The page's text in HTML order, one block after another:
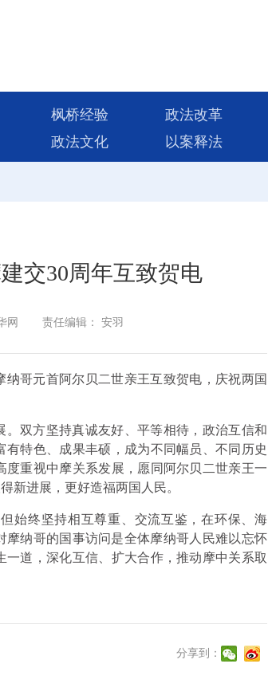
枫桥经验 政法改革
政法文化 以案释法
交30周年互致贺电
网 责任编辑： 安羽
哥元首阿尔贝二世亲王互致贺电，庆祝两国
双方坚持真诚友好、平等相待，政治互信和
特色、成果丰硕，成为不同幅员、不同历史
重视中摩关系发展，愿同阿尔贝二世亲王一
新进展，更好造福两国人民。
始终坚持相互尊重、交流互鉴，在环保、海
纳哥的国事访问是全体摩纳哥人民难以忘怀
道，深化互信、扩大合作，推动摩中关系取
分享到：